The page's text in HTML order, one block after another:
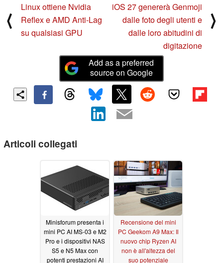
⟨
Linux ottiene Nvidia
Reflex e AMD Anti-Lag
su qualsiasi GPU
iOS 27 genererà Genmoji
dalle foto degli utenti e
dalle loro abitudini di
digitazione
⟩
Add as a preferred
source on Google
Articoli collegati
Minisforum presenta i
mini PC AI MS-03 e M2
Pro e i dispositivi NAS
S5 e N5 Max con
potenti prestazioni AI
Recensione del mini
PC Geekom A9 Max: Il
nuovo chip Ryzen AI
non è all'altezza del
suo potenziale